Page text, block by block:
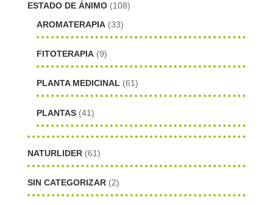
ESTADO DE ÁNIMO (108)
AROMATERAPIA (33)
FITOTERAPIA (9)
PLANTA MEDICINAL (61)
PLANTAS (41)
NATURLIDER (61)
SIN CATEGORIZAR (2)